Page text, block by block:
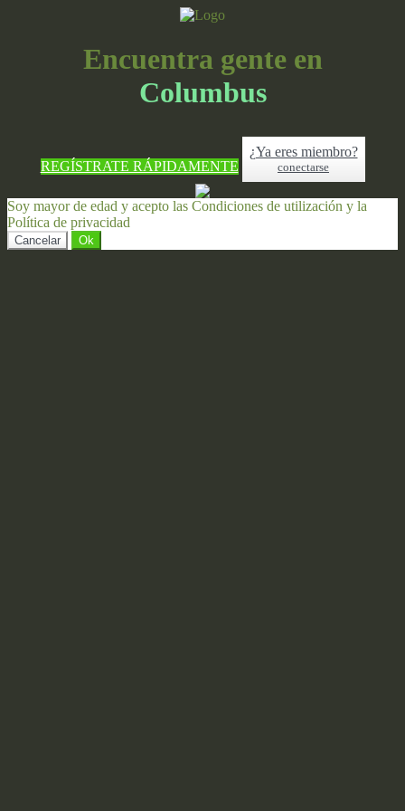
Encuentra gente en
Columbus
REGÍSTRATE RÁPIDAMENTE
¿Ya eres miembro?
conectarse
Soy mayor de edad y acepto las Condiciones de utilización y la
Política de privacidad
Cancelar Ok